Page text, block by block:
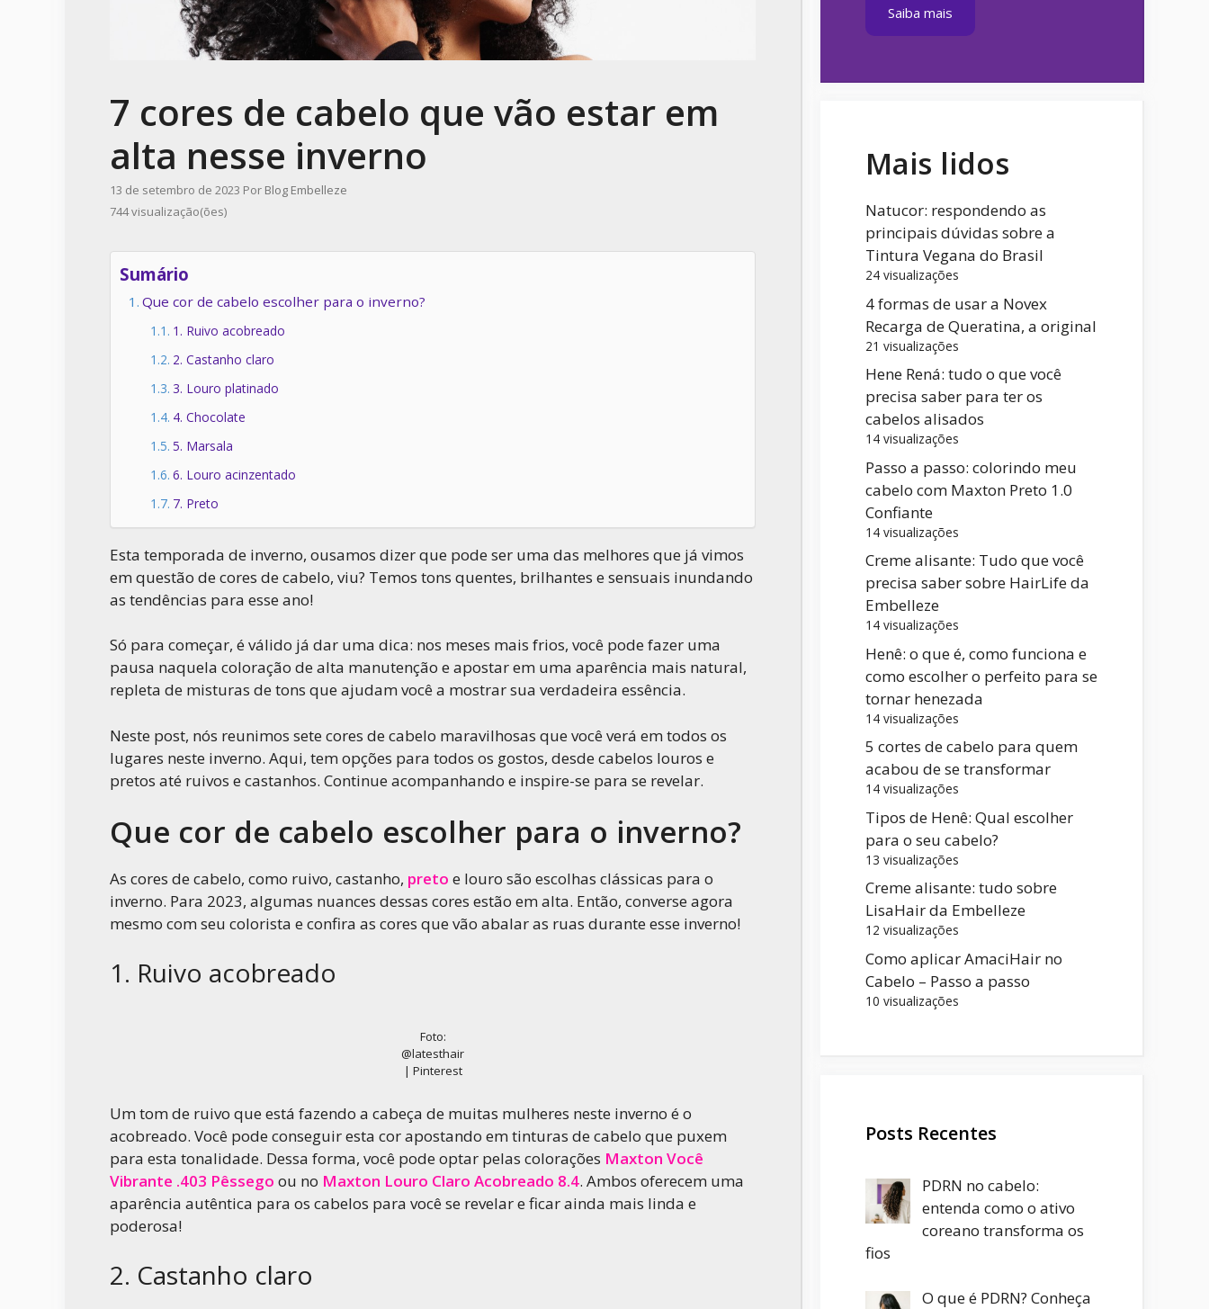
7 cores de cabelo que vão estar em
alta nesse inverno
13 de setembro de 2023 Por Blog Embelleze
744 visualização(ões)
Sumário
Que cor de cabelo escolher para o inverno?
1. Ruivo acobreado
2. Castanho claro
3. Louro platinado
4. Chocolate
5. Marsala
6. Louro acinzentado
7. Preto
Esta temporada de inverno, ousamos dizer que pode ser uma das melhores que já vimos
em questão de cores de cabelo, viu? Temos tons quentes, brilhantes e sensuais inundando
as tendências para esse ano!
Só para começar, é válido já dar uma dica: nos meses mais frios, você pode fazer uma
pausa naquela coloração de alta manutenção e apostar em uma aparência mais natural,
repleta de misturas de tons que ajudam você a mostrar sua verdadeira essência.
Neste post, nós reunimos sete cores de cabelo maravilhosas que você verá em todos os
lugares neste inverno. Aqui, tem opções para todos os gostos, desde cabelos louros e
pretos até ruivos e castanhos. Continue acompanhando e inspire-se para se revelar.
Que cor de cabelo escolher para o inverno?
As cores de cabelo, como ruivo, castanho, preto e louro são escolhas clássicas para o
inverno. Para 2023, algumas nuances dessas cores estão em alta. Então, converse agora
mesmo com seu colorista e confira as cores que vão abalar as ruas durante esse inverno!
1. Ruivo acobreado
Foto:
@latesthair
| Pinterest
Um tom de ruivo que está fazendo a cabeça de muitas mulheres neste inverno é o
acobreado. Você pode conseguir esta cor apostando em tinturas de cabelo que puxem
para esta tonalidade. Dessa forma, você pode optar pelas colorações Maxton Você
Vibrante .403 Pêssego ou no Maxton Louro Claro Acobreado 8.4. Ambos oferecem uma
aparência autêntica para os cabelos para você se revelar e ficar ainda mais linda e
poderosa!
2. Castanho claro
Saiba mais
Mais lidos
Natucor: respondendo as
principais dúvidas sobre a
Tintura Vegana do Brasil
24 visualizações
4 formas de usar a Novex
Recarga de Queratina, a original
21 visualizações
Hene Rená: tudo o que você
precisa saber para ter os
cabelos alisados
14 visualizações
Passo a passo: colorindo meu
cabelo com Maxton Preto 1.0
Confiante
14 visualizações
Creme alisante: Tudo que você
precisa saber sobre HairLife da
Embelleze
14 visualizações
Henê: o que é, como funciona e
como escolher o perfeito para se
tornar henezada
14 visualizações
5 cortes de cabelo para quem
acabou de se transformar
14 visualizações
Tipos de Henê: Qual escolher
para o seu cabelo?
13 visualizações
Creme alisante: tudo sobre
LisaHair da Embelleze
12 visualizações
Como aplicar AmaciHair no
Cabelo – Passo a passo
10 visualizações
Posts Recentes
PDRN no cabelo:
entenda como o ativo
coreano transforma os
fios
O que é PDRN? Conheça